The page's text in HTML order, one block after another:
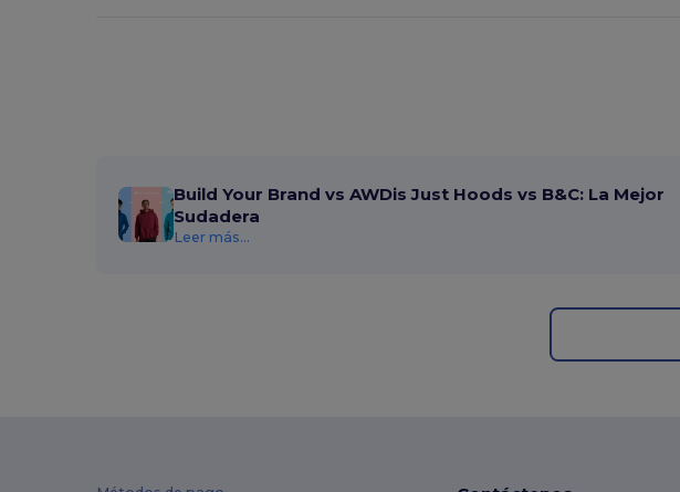
Build Your Brand vs AWDis Just Hoods vs B&C: La Mejor
Sudadera
Leer más...